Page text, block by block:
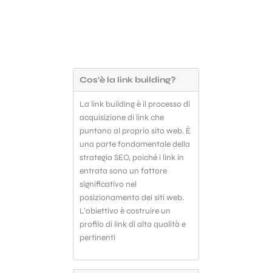
Cos’è la link building?
La link building è il processo di
acquisizione di link che
puntano al proprio sito web. È
una parte fondamentale della
strategia SEO, poiché i link in
entrata sono un fattore
significativo nel
posizionamento dei siti web.
L’obiettivo è costruire un
profilo di link di alta qualità e
pertinenti